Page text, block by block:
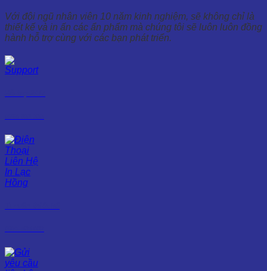
Với đội ngũ nhân viên 10 năm kinh nghiệm, sẽ không chỉ là
thiết kế và in ấn các ẩn phẩm mà chúng tôi sẽ luôn luôn đồng
hành hỗ trợ cùng với các bạn phát triển.